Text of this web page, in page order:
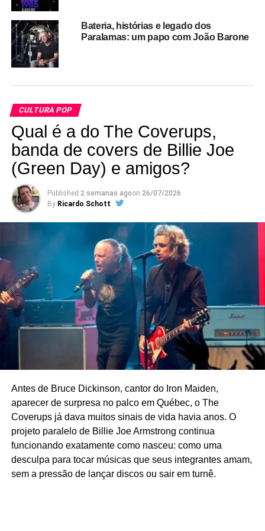
encontrar no livro1979 – O ano que ressignificou a MPB
(Ed. Garota FM Books
Albuquerque, que também já havia feito um livro parecido
livro de 1979 tem cem autores falando sobre cem discos
lançados naquele ano, além de textos especiais
contextualizando a música brasileira de 1979.
Bateria, histórias e legado dos
Paralamas: um papo com João Barone
CULTURA POP
Qual é a do The Coverups,
banda de covers de Billie Joe
(Green Day) e amigos?
Published 2 semanas agoon 26/07/2026
By Ricardo Schott
Antes de Bruce Dickinson, cantor do Iron Maiden,
aparecer de surpresa no palco em Québec, o The
Coverups já dava muitos sinais de vida havia anos. O
projeto paralelo de Billie Joe Armstrong continua
funcionando exatamente como nasceu: como uma
desculpa para tocar músicas que seus integrantes amam,
sem a pressão de lançar discos ou sair em turnê.